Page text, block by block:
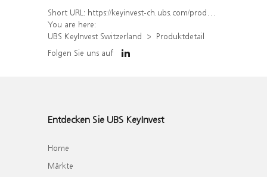
Short URL: https://keyinvest-ch.ubs.com/produkt/detail/index/isin/CH1572295421
You are here:
UBS KeyInvest Switzerland
Produktdetail
Folgen Sie uns auf
Entdecken Sie UBS KeyInvest
Home
Märkte